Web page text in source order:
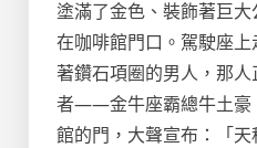
塗滿了金色、裝飾著巨
在咖啡館門口。駕駛座
著鑽石項圈的男人，那
者——金牛座霸總牛土豪
館的門，大聲宣布：「